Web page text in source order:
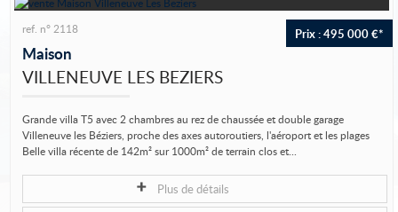
Vous vendez votre bien
Notre agence
Accès propriétaire
Prix : 495 000 €*
ref. n° 2118
Maison
VILLENEUVE LES BEZIERS
Grande villa T5 avec 2 chambres au rez de chaussée et double garage
Villeneuve les Béziers, proche des axes autoroutiers, l'aéroport et les plages
Belle villa récente de 142m² sur 1000m² de terrain clos et...
Plus de détails